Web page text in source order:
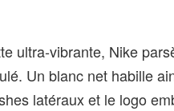
ultra‑vibrante, Nike
Un blanc net habille
latéraux et le logo